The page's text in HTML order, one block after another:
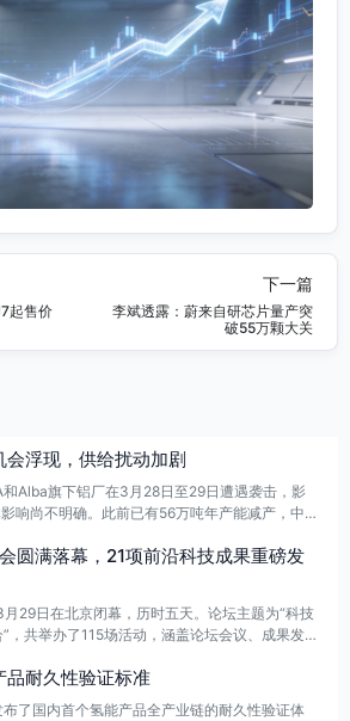
起售价
下一篇
李斌透露：蔚来自研芯片量产突
破55万颗大关
浮现，供给扰动加剧
Alba旗下铝厂在3月28日至29日遭遇袭击，影
响尚不明确。此前已有56万吨年产能减产，中东
中长期铝业的供需逻辑依然稳固，预计供给问题
投资铝板块的机会仍被看好。
圆满落幕，21项前沿科技成果重磅发
29日在北京闭幕，历时五天。论坛主题为“科技
，共举办了115场活动，涵盖论坛会议、成果发
品耐久性验证标准
了国内首个氢能产品全产业链的耐久性验证体